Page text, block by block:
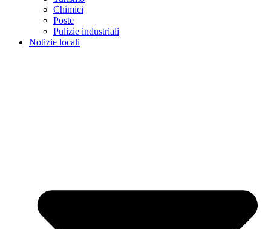
Chimici
Poste
Pulizie industriali
Notizie locali